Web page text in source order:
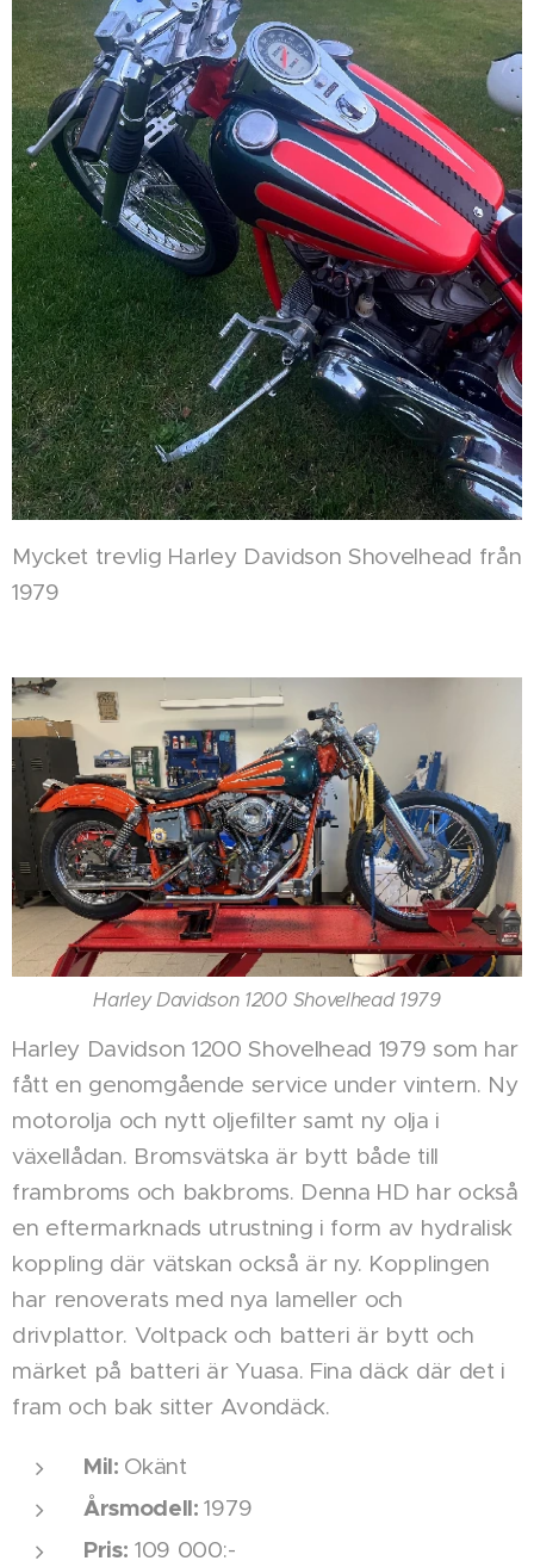
Mycket trevlig Harley Davidson Shovelhead från
1979
Harley Davidson 1200 Shovelhead 1979
Harley Davidson 1200 Shovelhead 1979 som har
fått en genomgående service under vintern. Ny
motorolja och nytt oljefilter samt ny olja i
växellådan. Bromsvätska är bytt både till
frambroms och bakbroms. Denna HD har också
en eftermarknads utrustning i form av hydralisk
koppling där vätskan också är ny. Kopplingen
har renoverats med nya lameller och
drivplattor. Voltpack och batteri är bytt och
märket på batteri är Yuasa. Fina däck där det i
fram och bak sitter Avondäck.
Mil: Okänt
Årsmodell:1979
Pris: 109 000:-